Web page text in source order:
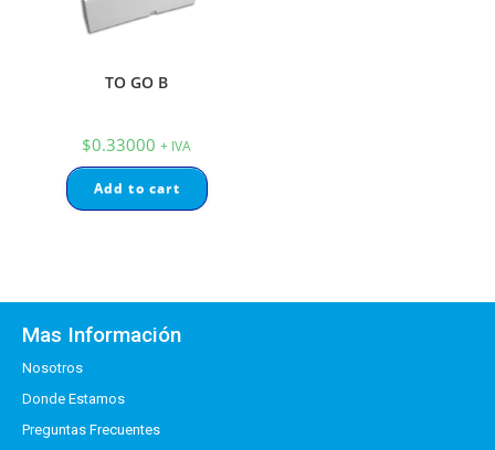
TO GO B
$0.33000 + IVA
Add to cart
Mas Información
Nosotros
Donde Estamos
Preguntas Frecuentes